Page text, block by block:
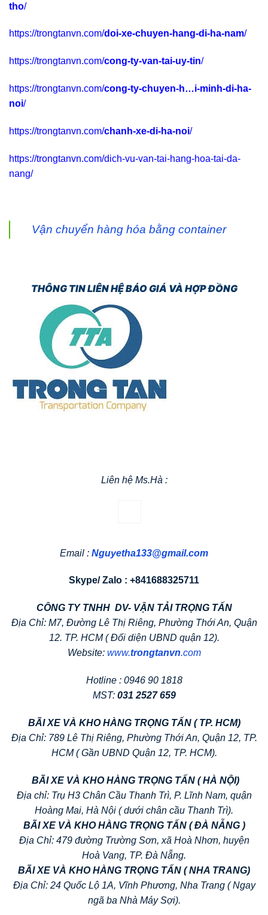
tho/
https://trongtanvn.com/doi-xe-chuyen-hang-di-ha-nam/
https://trongtanvn.com/cong-ty-van-tai-uy-tin/
https://trongtanvn.com/cong-ty-chuyen-h…i-minh-di-ha-
noi/
https://trongtanvn.com/chanh-xe-di-ha-noi/
https://trongtanvn.com/dich-vu-van-tai-hang-hoa-tai-da-
nang/
Vận chuyển hàng hóa bằng container
THÔNG TIN LIÊN HỆ BÁO GIÁ VÀ HỢP ĐỒNG
Liên hệ Ms.Hà :
Email : Nguyetha133@gmail.com
Skype/ Zalo : +841688325711
CÔNG TY TNHH DV- VẬN TẢI TRỌNG TẤN
Địa Chỉ: M7, Đường Lê Thị Riêng, Phường Thới An, Quận
12. TP. HCM ( Đối diện UBND quận 12).
Website: www.trongtanvn.com
Hotline : 0946 90 1818
MST: 031 2527 659
BÃI XE VÀ KHO HÀNG TRỌNG TẤN ( TP. HCM)
Địa Chỉ: 789 Lê Thị Riêng, Phường Thới An, Quận 12, TP.
HCM ( Gần UBND Quận 12, TP. HCM).
BÃI XE VÀ KHO HÀNG TRỌNG TẤN ( HÀ NỘI)
Địa chỉ: Trụ H3 Chân Cầu Thanh Trì, P. Lĩnh Nam, quận
Hoàng Mai, Hà Nội ( dưới chân cầu Thanh Trì).
BÃI XE VÀ KHO HÀNG TRỌNG TẤN ( ĐÀ NẴNG )
Địa Chỉ: 479 đường Trường Sơn, xã Hoà Nhơn, huyện
Hoà Vang, TP. Đà Nẵng.
BÃI XE VÀ KHO HÀNG TRỌNG TẤN ( NHA TRANG)
Địa Chỉ: 24 Quốc Lộ 1A, Vĩnh Phương, Nha Trang ( Ngay
ngã ba Nhà Máy Sợi).